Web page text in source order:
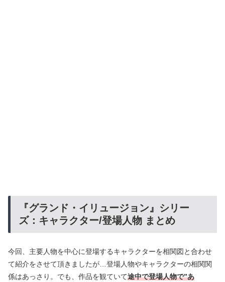
『グランド・イリュージョン』シリー
ズ：キャラクター/登場人物 まとめ
今回、主要人物を中心に登場するキャラクターを相関図と合わせ
て紹介をさせて頂きましたが…登場人物やキャラクターの相関関
係はあっさり。でも、作品を観ていて途中で登場人物で”あ